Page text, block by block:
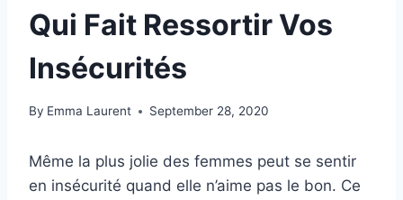
Qui Fait Ressortir Vos
Insécurités
By Emma Laurent September 28, 2020
Même la plus jolie des femmes peut se sentir
en insécurité quand elle n’aime pas le bon. Ce